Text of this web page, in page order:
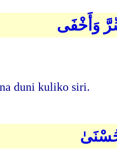
وَأَخْفَى
duni kuliko siri.